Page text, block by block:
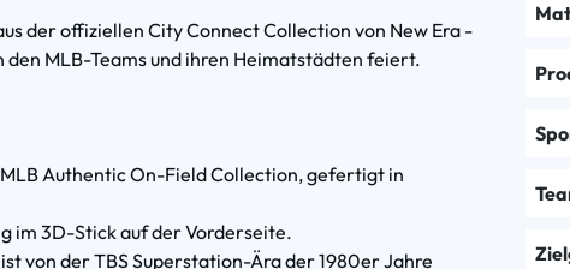
der offiziellen City Connect Collection von New Era -
MLB-Teams und ihren Heimatstädten feiert.
Authentic On-Field Collection, gefertigt in
im 3D-Stick auf der Vorderseite.
von der TBS Superstation-Ära der 1980er Jahre